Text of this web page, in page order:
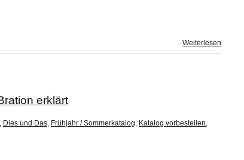
Weiterlesen
erklärt
, Dies und Das, Frühjahr / Sommerkatalog, Katalog vorbestellen,